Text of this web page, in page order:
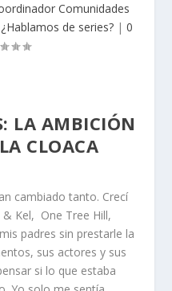
Comunidades
¿Hablamos de series? | 0
LA AMBICIÓN
CLOACA
cambiado tanto. Crecí
Kel, One Tree Hill,
padres sin prestarle la
sus actores y sus
si lo que estaba